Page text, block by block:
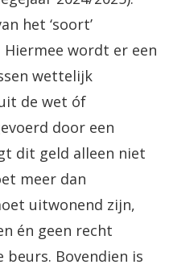
het ‘soort’
wordt er een
wettelijk
de wet óf
door een
dit geld alleen niet
meer dan
uitwonend zijn,
én geen recht
beurs. Bovendien is